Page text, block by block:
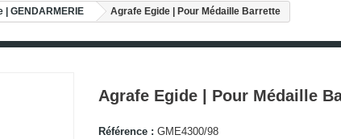
| GENDARMERIE Agrafe Egide | Pour Médaille Barrette
Agrafe Egide | Pour Médaille
Référence : GME4300/98